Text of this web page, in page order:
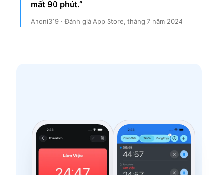
mất 90 phút.”
Anoni319 · Đánh giá App Store, tháng 7 năm 2024